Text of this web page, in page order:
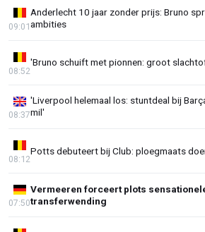
Anderlecht 10 jaar zonder prijs: Bruno
ambities
09:01
'Bruno schuift met pionnen: groot
08:52
'Liverpool helemaal los: stuntdeal bij
mil'
08:37
Potts debuteert bij Club: ploegmaats
08:12
Vermeeren forceert plots
transferwending
07:50